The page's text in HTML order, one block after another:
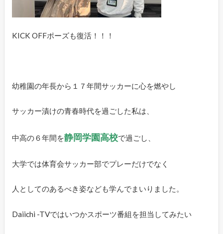
KICK OFFポーズも復活！！！
幼稚園の年長から１７年間サッカーに心を燃やし
サッカー漬けの青春時代を過ごした私は、
中高の６年間を静岡学園高校で過ごし、
大学では体育会サッカー部でプレーだけでなく
人としてのあるべき姿なども学んでまいりました。
Daiichi -TVではいつかスポーツ番組を担当してみたい